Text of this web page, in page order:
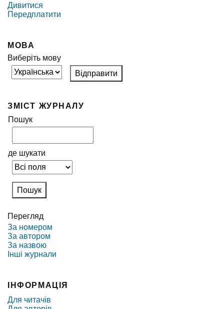
Дивитися
Передплатити
МОВА
Виберіть мову
ЗМІСТ ЖУРНАЛУ
Пошук
де шукати
Перегляд
За номером
За автором
За назвою
Інші журнали
ІНФОРМАЦІЯ
Для читачів